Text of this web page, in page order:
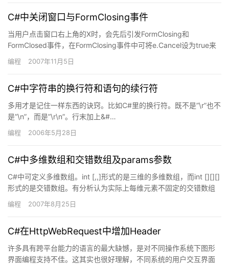
C#中关闭窗口与FormClosing事件
当用户点击窗口右上角的X时，会先后引发FormClosing和
FormClosed事件，在FormClosing事件中可将e.Cancel设为true来
取消窗口的关闭，但是之后再用…
编程 2007年11月5日
C#中字符串的换行符和语句的续行符
多用才是记住一样东西的诀窍。比如C#里的换行符。既不是”\r”也不
是”\n”，而是”\r\n”。行末加上&#…
编程 2006年5月28日
C#中多维数组和交错数组及params参数
C#中可定义多维数组。int [,,]形式的是三维的多维数组，而int [][][]
形式的是交错数组。有分析认为实际上每维元素不固定的交错数组
反而比规则的多维数组性能更好（快40%…
编程 2007年8月25日
C#在HttpWebRequest中增加Header
许多具有跨平台能力的语言的最大缺憾，是对不同操作系统下图形
界面编程支持不佳。这其实也很好理解，不同系统的用户交互界面